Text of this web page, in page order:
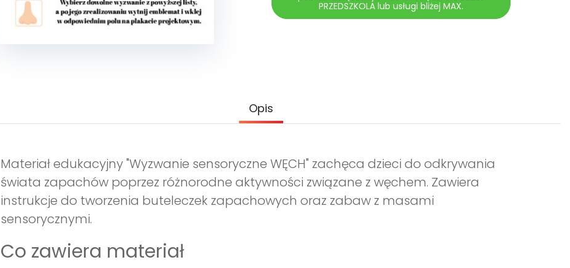
PRZEDSZKOLA lub usługi bliżej MAX.
Opis
Materiał edukacyjny "Wyzwanie sensoryczne WĘCH" zachęca dzieci do odkrywania
świata zapachów poprzez różnorodne aktywności związane z węchem. Zawiera
instrukcje do tworzenia buteleczek zapachowych oraz zabaw z masami
sensorycznymi.
Co zawiera materiał